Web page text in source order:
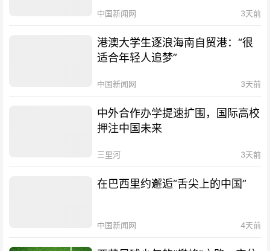
中国新闻网 3天前
港澳大学生逐浪海南自贸港：“很
适合年轻人追梦”
中国新闻网 3天前
中外合作办学提速扩围，国际高校
押注中国未来
三里河 3天前
在巴西里约邂逅“舌尖上的中国”
中国新闻网 4天前